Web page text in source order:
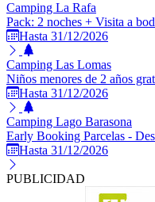
Camping La Rafa
Pack: 2 noches + Visita a
Hasta 31/12/2026
Camping Las Lomas
Niños menores de 2 años
Hasta 31/12/2026
Camping Lago Barasona
Early Booking Parcelas -
Hasta 31/12/2026
PUBLICIDAD